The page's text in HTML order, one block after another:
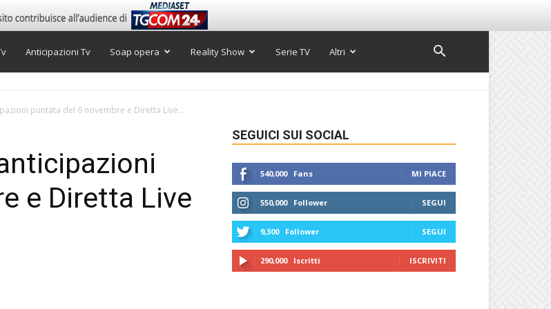
Anticipazioni Tv Soap opera Reality Show Serie TV Altri
puntata del 6 novembre e Diretta Live...
e Diretta Live
SEGUICI SUI SOCIAL
540,000 Fans MI PIACE
550,000 Follower SEGUI
9,300 Follower SEGUI
290,000 Iscritti ISCRIVITI